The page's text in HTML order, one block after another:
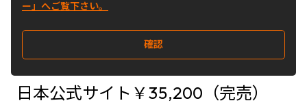
Buy＆Ship利用（送料、関税込み）
想定価格(JPY)：約¥36,019
日本公式サイト￥35,200（完売）
ー」へご覧下さい。
確認